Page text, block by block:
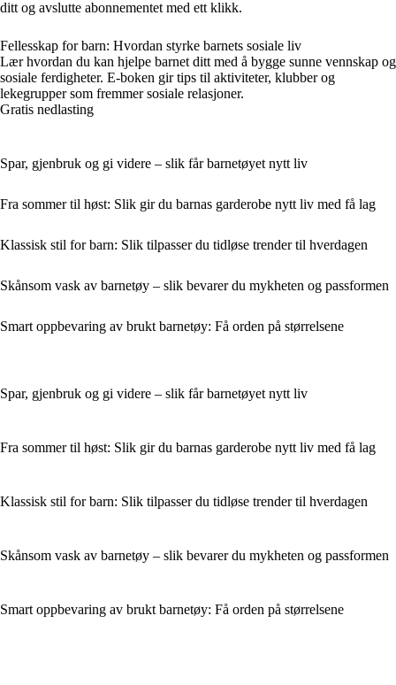
ditt og avslutte abonnementet med ett klikk.
Fellesskap for barn: Hvordan styrke barnets sosiale liv
Lær hvordan du kan hjelpe barnet ditt med å bygge sunne vennskap og
sosiale ferdigheter. E-boken gir tips til aktiviteter, klubber og
lekegrupper som fremmer sosiale relasjoner.
Gratis nedlasting
Spar, gjenbruk og gi videre – slik får barnetøyet nytt liv
Fra sommer til høst: Slik gir du barnas garderobe nytt liv med få lag
Klassisk stil for barn: Slik tilpasser du tidløse trender til hverdagen
Skånsom vask av barnetøy – slik bevarer du mykheten og passformen
Smart oppbevaring av brukt barnetøy: Få orden på størrelsene
Spar, gjenbruk og gi videre – slik får barnetøyet nytt liv
Fra sommer til høst: Slik gir du barnas garderobe nytt liv med få lag
Klassisk stil for barn: Slik tilpasser du tidløse trender til hverdagen
Skånsom vask av barnetøy – slik bevarer du mykheten og passformen
Smart oppbevaring av brukt barnetøy: Få orden på størrelsene